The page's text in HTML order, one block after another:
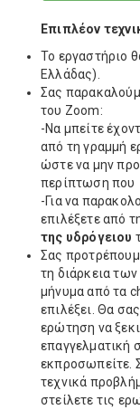
Επιπλέον
Το εργαστήριο
Ελλάδας).
Σας
του Zoom:
-Να μπείτε
από τη γραμμή
ώστε να μην
περίπτωση που
-Για να
επιλέξετε από
της υδρόγειου
Σας
τη διάρκεια
μήνυμα από τα
επιλέξει. Θα
ερώτηση να
επαγγελματική
εκπροσωπείτε.
τεχνικά
στείλετε τις